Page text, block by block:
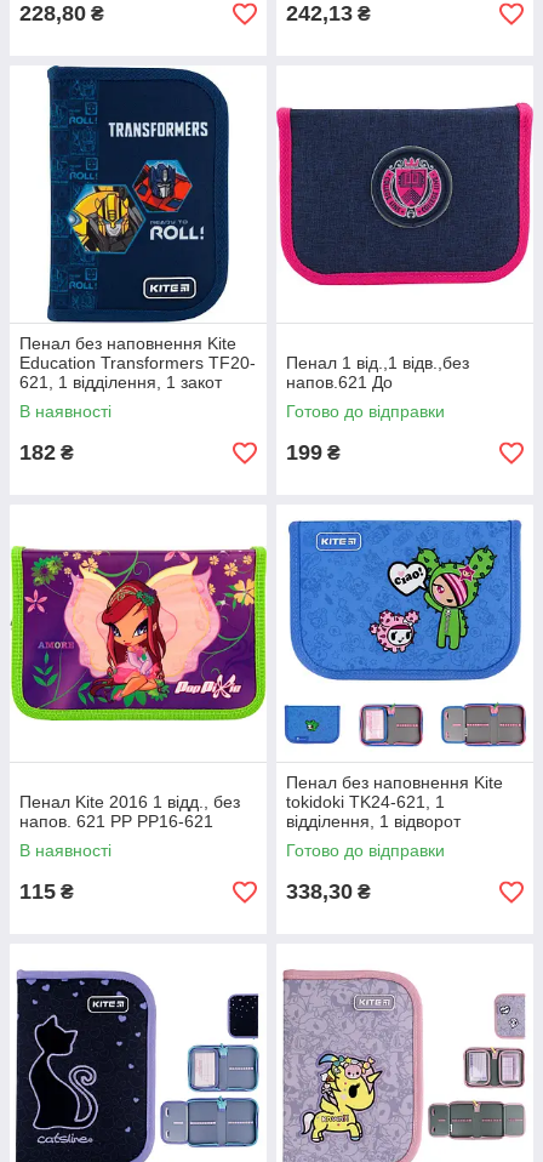
228,80 ₴ 242,13 ₴
Пенал без наповнення Kite
Education Transformers TF20-
621, 1 відділення, 1 закот
В наявності
182 ₴
Пенал 1 від.,1 відв.,без
напов.621 До
Готово до відправки
199 ₴
Пенал Kite 2016 1 відд., без
напов. 621 PP PP16-621
В наявності
115 ₴
Пенал без наповнення Kite
tokidoki TK24-621, 1
відділення, 1 відворот
Готово до відправки
338,30 ₴